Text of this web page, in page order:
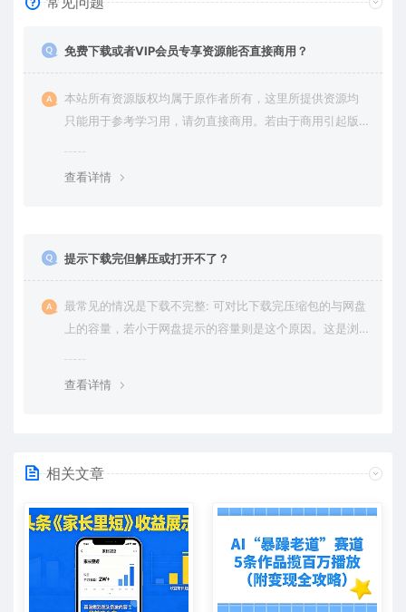
免费下载或者VIP会员专享资源能否直接商用？
本站所有资源版权均属于原作者所有，这里所提供资源均
只能用于参考学习用，请勿直接商用。若由于商用引起版
查看详情
提示下载完但解压或打开不了？
最常见的情况是下载不完整: 可对比下载完压缩包的与网盘
上的容量，若小于网盘提示的容量则是这个原因。这是浏
查看详情
相关文章